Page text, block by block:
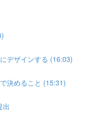
デザインする (16:03)
決めること (15:31)
出